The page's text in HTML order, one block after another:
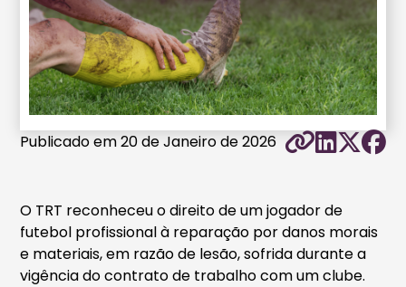
Publicado em 20 de Janeiro de 2026
O TRT reconheceu o direito de um jogador de
futebol profissional à reparação por danos morais
e materiais, em razão de lesão, sofrida durante a
vigência do contrato de trabalho com um clube.